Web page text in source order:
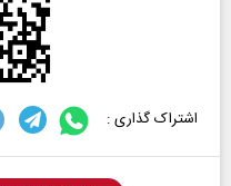
اشتراک گذاری :